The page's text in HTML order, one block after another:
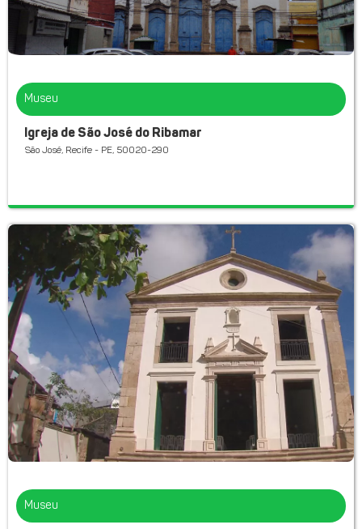
Museu
Igreja de São José do Ribamar
São José, Recife - PE, 50020-290
Museu